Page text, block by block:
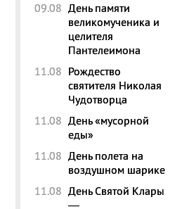
09.08 День памяти
великомученика и
целителя
Пантелеимона
11.08 Рождество
святителя Николая
Чудотворца
11.08 День «мусорной
еды»
11.08 День полета на
воздушном шарике
11.08 День Святой Клары
—